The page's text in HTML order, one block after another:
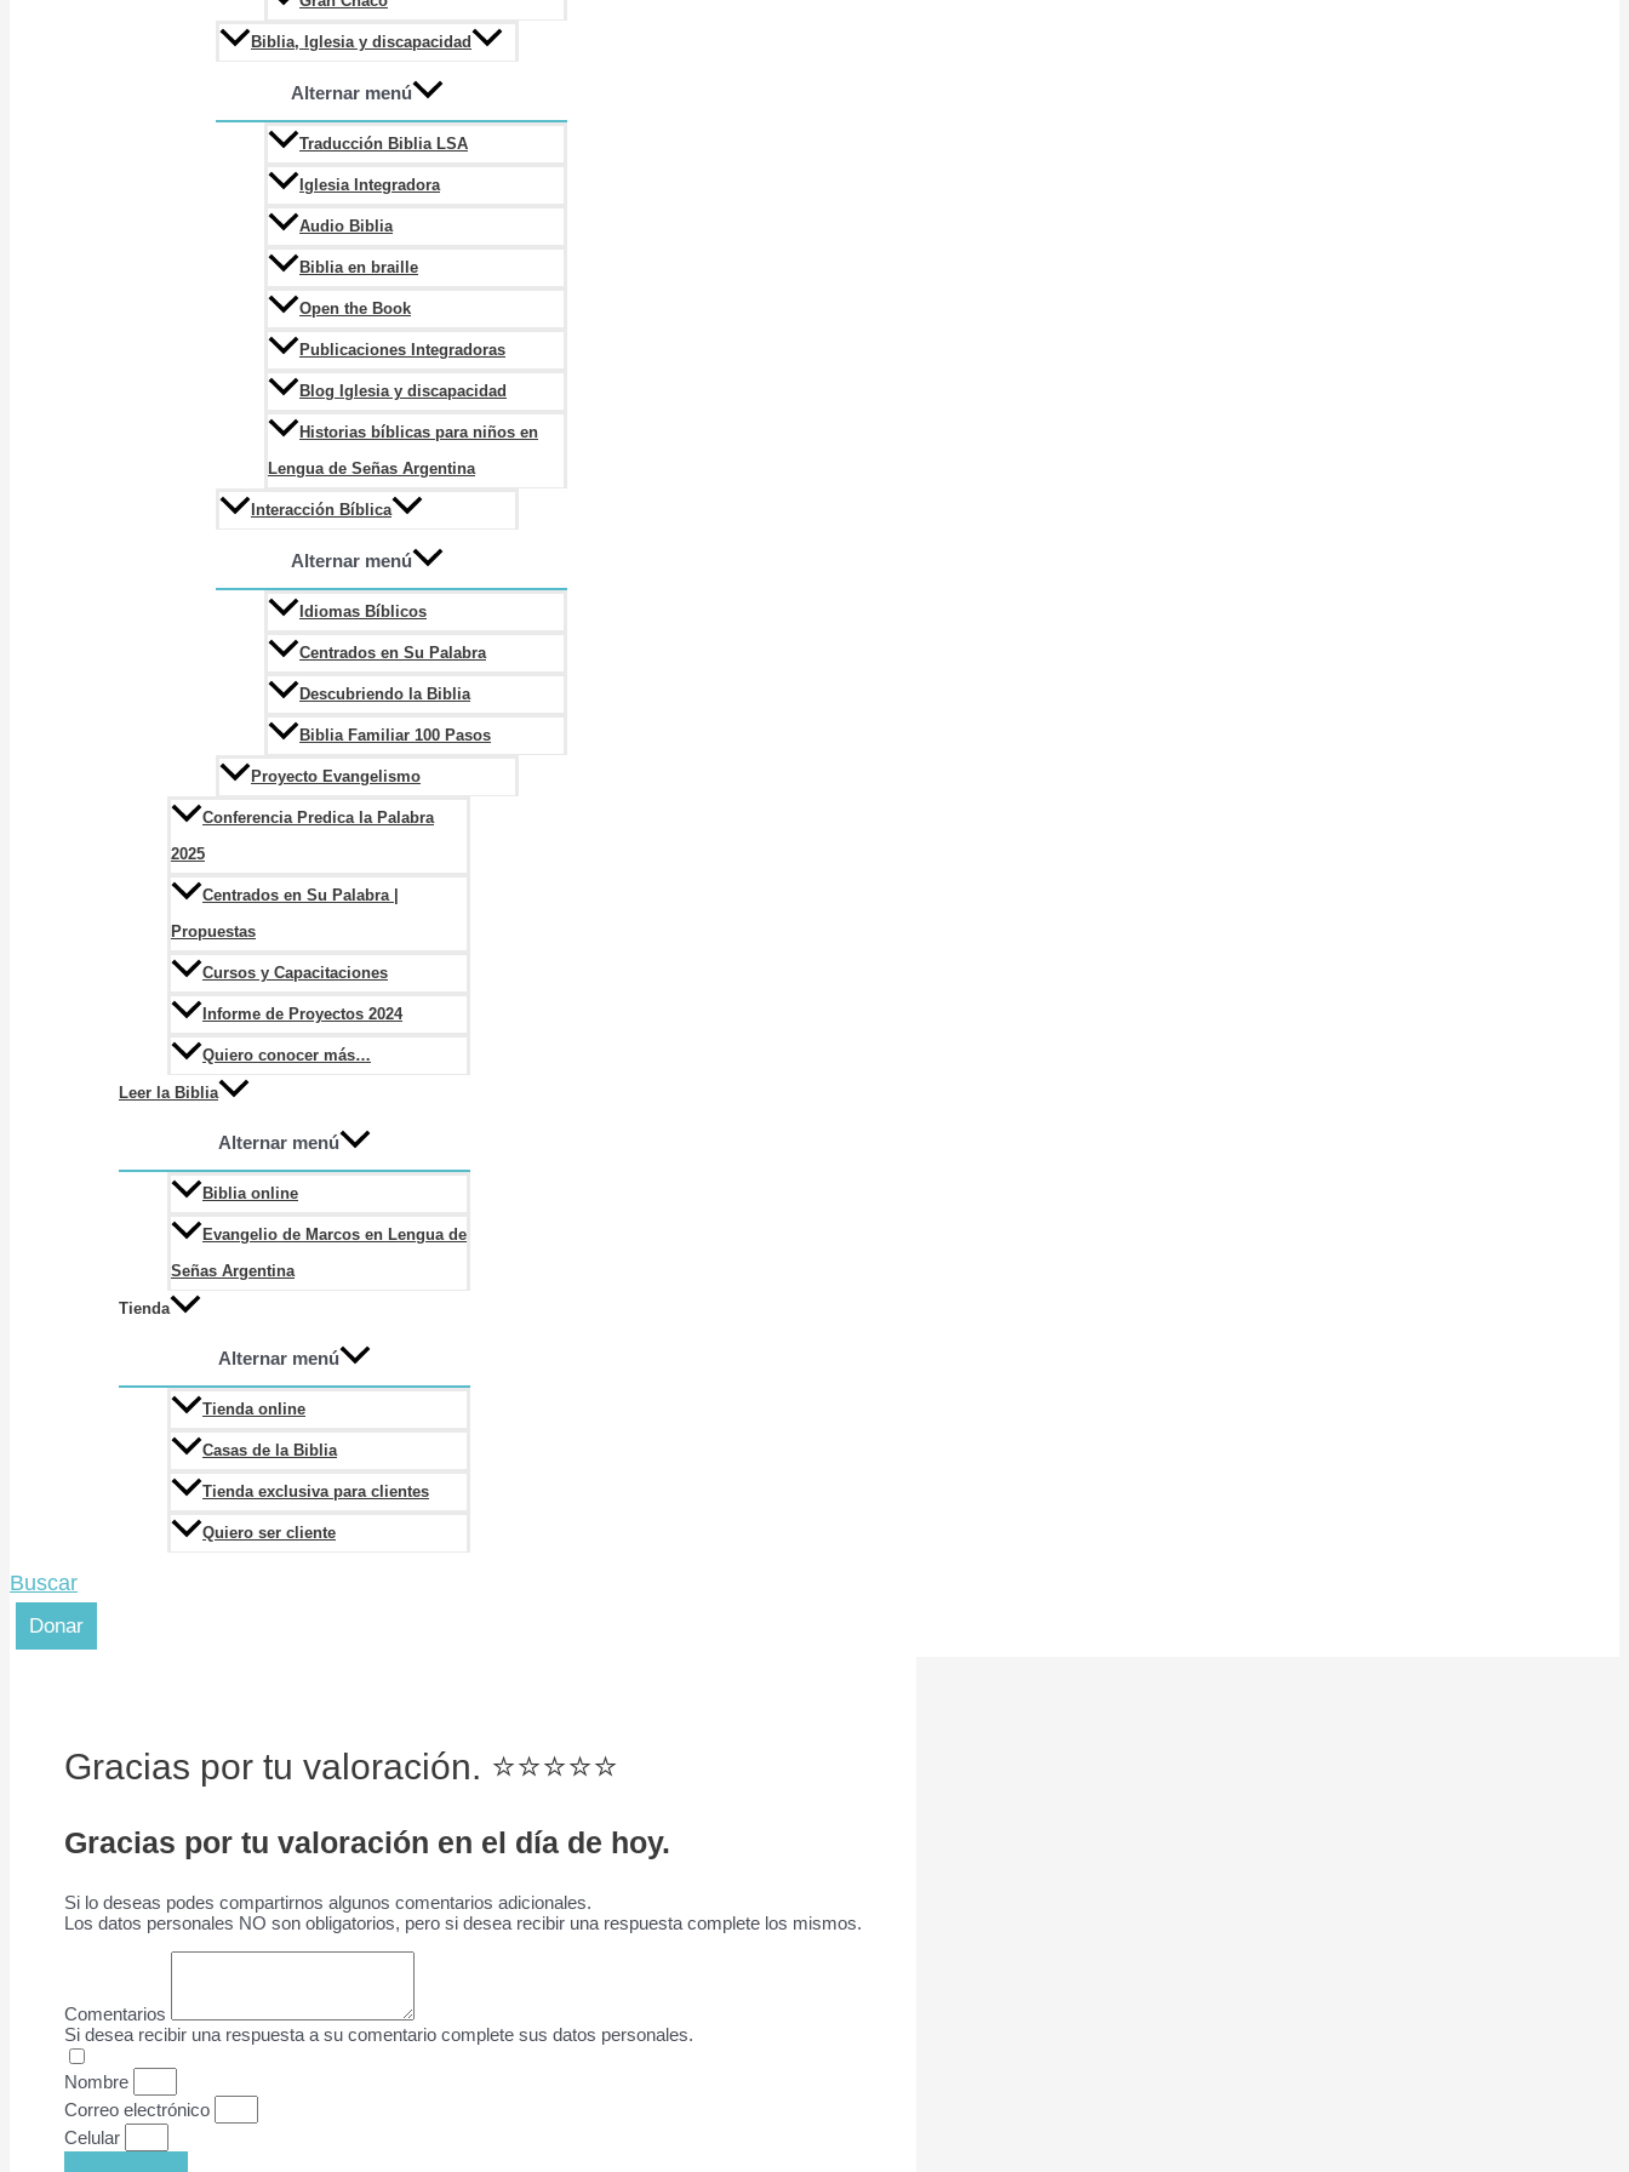
Biblia, Iglesia y discapacidad
Alternar menú
Traducción Biblia LSA
Iglesia Integradora
Audio Biblia
Biblia en braille
Open the Book
Publicaciones Integradoras
Blog Iglesia y discapacidad
Historias bíblicas para niños en
Lengua de Señas Argentina
Interacción Bíblica
Alternar menú
Idiomas Bíblicos
Centrados en Su Palabra
Descubriendo la Biblia
Biblia Familiar 100 Pasos
Proyecto Evangelismo
Conferencia Predica la Palabra
2025
Centrados en Su Palabra |
Propuestas
Cursos y Capacitaciones
Informe de Proyectos 2024
Quiero conocer más…
Leer la Biblia
Alternar menú
Biblia online
Evangelio de Marcos en Lengua de
Señas Argentina
Tienda
Alternar menú
Tienda online
Casas de la Biblia
Tienda exclusiva para clientes
Quiero ser cliente
Buscar
Donar
Gracias por tu valoración. ⭐⭐⭐⭐⭐
Gracias por tu valoración en el día de hoy.
Si lo deseas podes compartirnos algunos comentarios adicionales.
Los datos personales NO son obligatorios, pero si desea recibir una respuesta complete los mismos.
Comentarios
Si desea recibir una respuesta a su comentario complete sus datos personales.
Nombre
Correo electrónico
Celular